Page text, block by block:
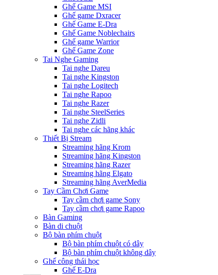
Ghế Game MSI
Ghế game Dxracer
Ghế Game E-Dra
Ghế Game Noblechairs
Ghế game Warrior
Ghế Game Zone
Tai Nghe Gaming
Tai nghe Dareu
Tai nghe Kingston
Tai nghe Logitech
Tai nghe Rapoo
Tai nghe Razer
Tai nghe SteelSeries
Tai nghe Zidli
Tai nghe các hãng khác
Thiết Bị Stream
Streaming hãng Krom
Streaming hãng Kingston
Streaming hãng Razer
Streaming hãng Elgato
Streaming hãng AverMedia
Tay Cầm Chơi Game
Tay cầm chơi game Sony
Tay cầm chơi game Rapoo
Bàn Gaming
Bàn di chuột
Bộ bàn phím chuột
Bộ bàn phím chuột có dây
Bộ bàn phím chuột không dây
Ghế công thái học
Ghế E-Dra